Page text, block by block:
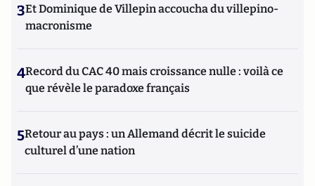
3Et Dominique de Villepin accoucha du villepino-
macronisme
4Record du CAC 40 mais croissance nulle : voilà ce
que révèle le paradoxe français
5Retour au pays : un Allemand décrit le suicide
culturel d’une nation